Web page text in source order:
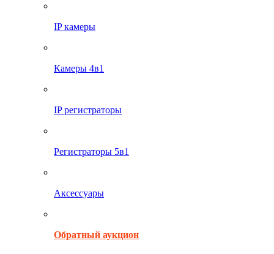
IP камеры
Камеры 4в1
IP регистраторы
Регистраторы 5в1
Аксессуары
Обратный аукцион